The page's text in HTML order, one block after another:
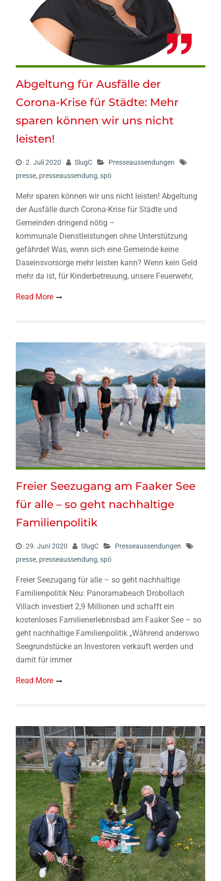
Abgeltung für Ausfälle der
Corona-Krise für Städte: Mehr
sparen können wir uns nicht
leisten!
2. Juli 2020 SlugC
Presseaussendungen
presse, presseaussendung, spö
Mehr sparen können wir uns nicht leisten! Abgeltung
der Ausfälle durch Corona-Krise für Städte und
Gemeinden dringend nötig –
kommunale Dienstleistungen ohne Unterstützung
gefährdet Was, wenn sich eine Gemeinde keine
Daseinsvorsorge mehr leisten kann? Wenn kein Geld
mehr da ist, für Kinderbetreuung, unsere Feuerwehr,
Read More
Freier Seezugang am Faaker See
für alle – so geht nachhaltige
Familienpolitik
29. Juni 2020 SlugC
Presseaussendungen
presse, presseaussendung, spö
Freier Seezugang für alle – so geht nachhaltige
Familienpolitik Neu: Panoramabeach Drobollach
Villach investiert 2,9 Millionen und schafft ein
kostenloses Familienerlebnisbad am Faaker See – so
geht nachhaltige Familienpolitik „Während anderswo
Seegrundstücke an Investoren verkauft werden und
damit für immer
Read More